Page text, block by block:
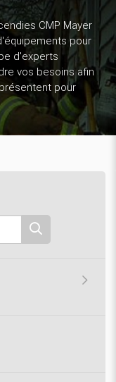
CMP Mayer
pour
d'experts
vos besoins afin
pour